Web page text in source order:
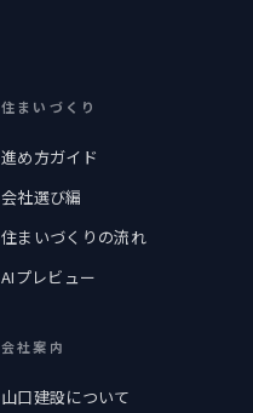
住まいづくり
進め方ガイド
会社選び編
住まいづくりの流れ
AIプレビュー
会社案内
山口建設について